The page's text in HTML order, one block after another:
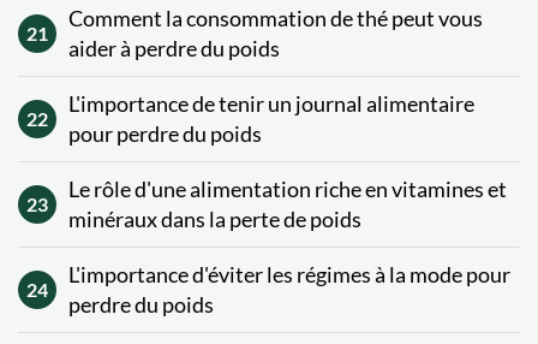
21
Comment la consommation de thé peut vous
aider à perdre du poids
22
L'importance de tenir un journal alimentaire
pour perdre du poids
23
Le rôle d'une alimentation riche en vitamines et
minéraux dans la perte de poids
24
L'importance d'éviter les régimes à la mode pour
perdre du poids